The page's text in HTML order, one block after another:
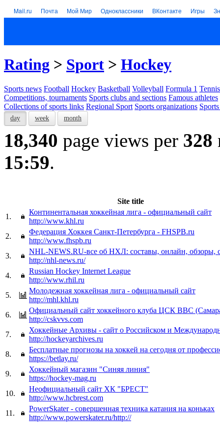
Mail.ru Почта Мой Мир Одноклассники ВКонтакте Игры
Rating > Sport > Hockey
Sports news Football Hockey Basketball Volleyball Formula 1 Tennis
Competitions, tournaments Sports clubs and sections Famous athletes
Collections of sports links Regional Sport Sports organizations
day week month
18,340 page views per 328
15:59.
Site title
1.
Континентальная хоккейная лига - официальный сайт
http://www.khl.ru
2.
Федерация Хоккея Санкт-Петербурга - FHSPB.ru
http://www.fhspb.ru
3.
NHL-NEWS.RU-все об НХЛ: составы, онлайн, обзоры,
http://nhl-news.ru/
4.
Russian Hockey Internet League
http://www.rhil.ru
5.
Молодежная хоккейная лига - официальный сайт
http://mhl.khl.ru
6.
Официальный сайт хоккейного клуба ЦСК ВВС
http://cskvvs.com
7.
Хоккейные Архивы - сайт о Российском и
http://hockeyarchives.ru
8.
Бесплатные прогнозы на хоккей на сегодня от
https://betlay.ru/
9.
Хоккейный магазин "Синяя линия"
https://hockey-mag.ru
10.
Неофициальный сайт ХК "БРЕСТ"
http://www.hcbrest.com
11.
PowerSkater - совершенная техника катания на коньках
http://www.powerskater.ru/http://